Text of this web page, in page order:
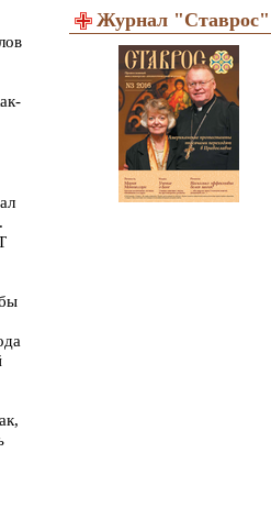
Журнал "Ставрос"